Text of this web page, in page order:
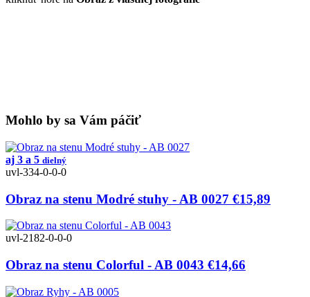
Mohlo by sa Vám páčiť
aj 3 a 5 dielný
uvl-334-0-0-0
Obraz na stenu Modré stuhy - AB 0027 €15,89
uvl-2182-0-0-0
Obraz na stenu Colorful - AB 0043 €14,66